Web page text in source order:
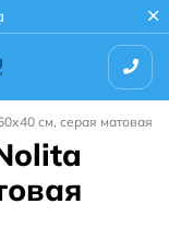
см, серая матовая